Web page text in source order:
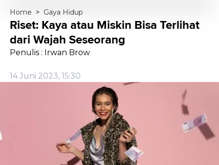
Home > Gaya Hidup
Riset: Kaya atau Miskin Bisa Terlihat
dari Wajah Seseorang
Penulis : Irwan Brow
14 Juni 2023, 15:30